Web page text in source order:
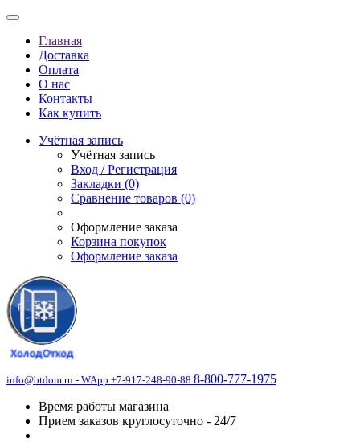
Главная
Доставка
Оплата
О нас
Контакты
Как купить
Учётная запись
Учётная запись
Вход / Регистрация
Закладки (0)
Сравнение товаров (0)
Оформление заказа
Корзина покупок
Оформление заказа
info@btdom.ru - WApp +7-917-248-90-88 8-800-777-1975
Время работы магазина
Прием заказов круглосуточно - 24/7